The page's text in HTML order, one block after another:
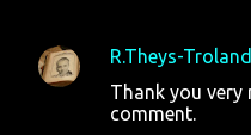
e
n
R.Theys-
Thank you very
comment.